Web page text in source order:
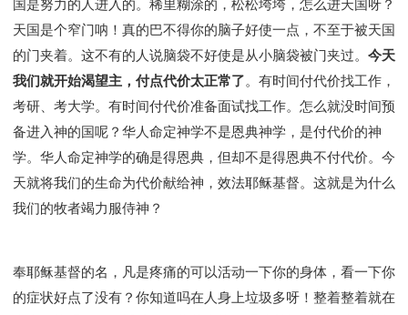
国是努力的人进入的。稀里糊涂的，松松垮垮，怎么进天国呀？
天国是个窄门呐！真的巴不得你的脑子好使一点，不至于被天国
的门夹着。这不有的人说脑袋不好使是从小脑袋被门夹过。 今天
我们就开始渴望主，付点代价太正常了。有时间付代价找工作，
考研、考大学。有时间付代价准备面试找工作。怎么就没时间预
备进入神的国呢？华人命定神学不是恩典神学，是付代价的神
学。华人命定神学的确是得恩典，但却不是得恩典不付代价。今
天就将我们的生命为代价献给神，效法耶稣基督。这就是为什么
我们的牧者竭力服侍神？
奉耶稣基督的名，凡是疼痛的可以活动一下你的身体，看一下你
的症状好点了没有？你知道吗在人身上垃圾多呀！整着整着就在